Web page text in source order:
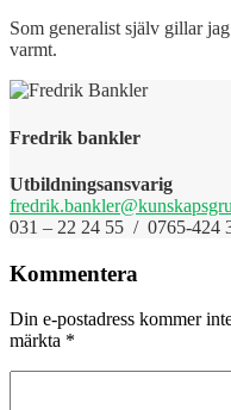
Som generalist själv gillar
varmt.
Fredrik bankler
Utbildningsansvarig
031 – 22 24 55 / 0765-424
Kommentera
Din e-postadress kommer
märkta *